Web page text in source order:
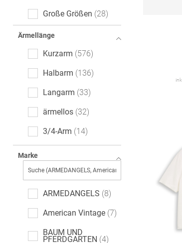
All-Over-Print (AOP)
6
leopard 5
Paisley-Muster
Denim
Ethno
Farbverlauf 1
Fischgrätmuster 1
Große Größen 28
Ärmellänge
Kurzarm 576
Halbarm 136
Langarm 33
ärmellos 32
3/4-Arm 14
Marke
ARMEDANGELS 8
American Vintage 7
BAUM UND
PFERDGARTEN 4